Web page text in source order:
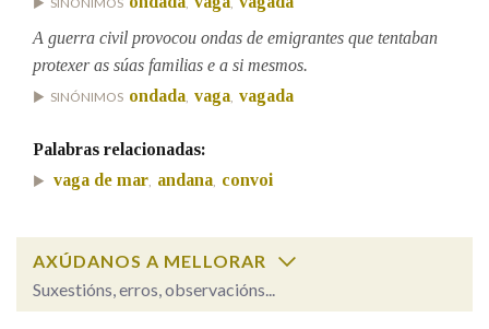
OUTRAS OPCIÓNS DE BUSCA
Marcas gramaticais
Pertence a
A guerra civil provocou ondas de emigrantes que tentaban
protexer as súas familias e a si mesmos.
SINÓNIMOS ondada, vaga, vagada
Palabras relacionadas:
vaga de mar, andana, convoi
AXÚDANOS A MELLORAR
Suxestións, erros, observacións...